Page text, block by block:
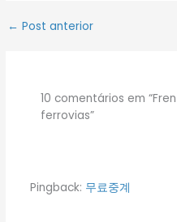
← Post anterior
10 comentários em
ferrovias”
Pingback: 무료중계